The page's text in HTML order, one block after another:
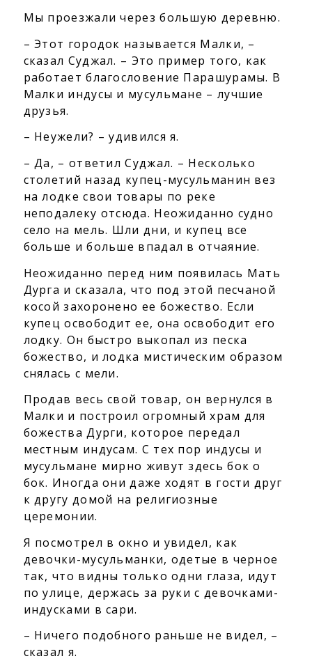
Мы проезжали через большую деревню.
– Этот городок называется Малки, –
сказал Суджал. – Это пример того, как
работает благословение Парашурамы. В
Малки индусы и мусульмане – лучшие
друзья.
– Неужели? – удивился я.
– Да, – ответил Суджал. – Несколько
столетий назад купец-мусульманин вез
на лодке свои товары по реке
неподалеку отсюда. Неожиданно судно
село на мель. Шли дни, и купец все
больше и больше впадал в отчаяние.
Неожиданно перед ним появилась Мать
Дурга и сказала, что под этой песчаной
косой захоронено ее божество. Если
купец освободит ее, она освободит его
лодку. Он быстро выкопал из песка
божество, и лодка мистическим образом
снялась с мели.
Продав весь свой товар, он вернулся в
Малки и построил огромный храм для
божества Дурги, которое передал
местным индусам. С тех пор индусы и
мусульмане мирно живут здесь бок о
бок. Иногда они даже ходят в гости друг
к другу домой на религиозные
церемонии.
Я посмотрел в окно и увидел, как
девочки-мусульманки, одетые в черное
так, что видны только одни глаза, идут
по улице, держась за руки с девочками-
индусками в сари.
– Ничего подобного раньше не видел, –
сказал я.